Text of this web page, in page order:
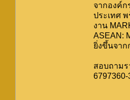
จากองค์
ประเทศ
งาน
ASEAN:
ยิ่งขึ้นจาก
สอบถามร
6797360-